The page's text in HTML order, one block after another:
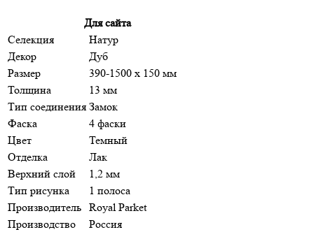
Для сайта
Селекция
Натур
Декор
Дуб
Размер
390-1500 x 150 мм
Толщина
13 мм
Тип соединения Замок
Фаска
4 фаски
Цвет
Темный
Отделка
Лак
Верхний слой
1,2 мм
Тип рисунка
1 полоса
Производитель Royal Parket
Производство
Россия